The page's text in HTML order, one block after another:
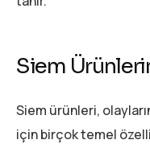
Siem
Siem ürünleri,
için birçok temel